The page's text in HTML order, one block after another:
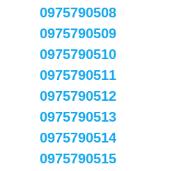
0975790508
0975790509
0975790510
0975790511
0975790512
0975790513
0975790514
0975790515